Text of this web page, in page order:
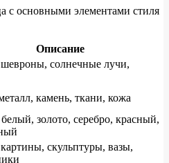
с основными элементами стиля
Описание
шевроны, солнечные лучи,
камень, ткани, кожа
золото, серебро, красный,
скульптуры, вазы,